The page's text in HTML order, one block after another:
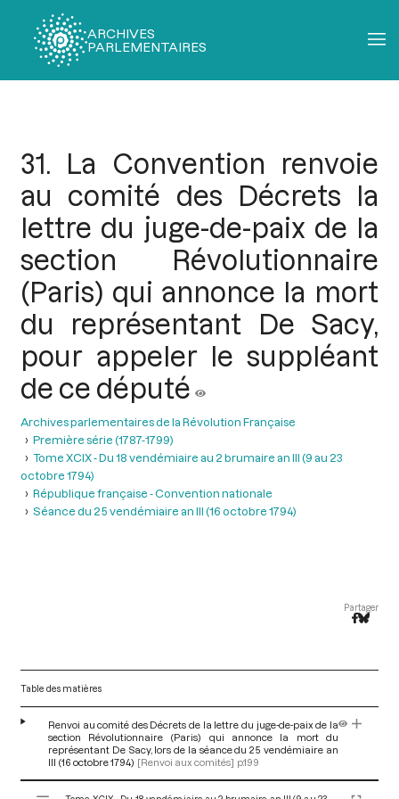
ARCHIVES
PARLEMENTAIRES
31. La Convention renvoie
au comité des Décrets la
lettre du juge-de-paix de la
section Révolutionnaire
(Paris) qui annonce la mort
du représentant De Sacy,
pour appeler le suppléant
de ce député
Archives parlementaires de la Révolution Française
Première série (1787-1799)
Tome XCIX - Du 18 vendémiaire au 2 brumaire an III (9 au 23
octobre 1794)
République française - Convention nationale
Séance du 25 vendémiaire an III (16 octobre 1794)
Partager
Table des matières
Renvoi au comité des Décrets de la lettre du juge-de-paix de la
section Révolutionnaire (Paris) qui annonce la mort du
représentant De Sacy, lors de la séance du 25 vendémiaire an
III (16 octobre 1794) [Renvoi aux comités] p.199